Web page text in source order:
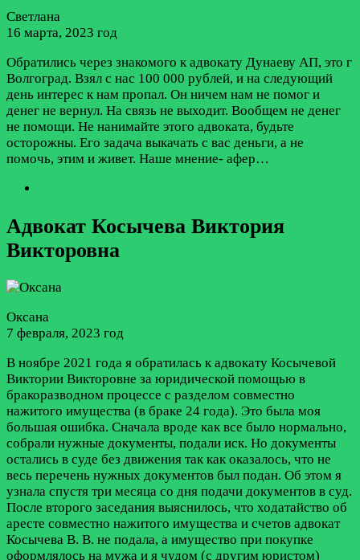
Светлана
16 марта, 2023 год
Обратились через знакомого к адвокату Дунаеву АП, это г
Волгоград. Взял с нас 100 000 рублей, и на следующий
день интерес к нам пропал. Он ничем нам не помог и
денег не вернул. На связь не выходит. Вообщем не денег
не помощи. Не нанимайте этого адвоката, будьте
осторожны. Его задача выкачать с вас деньги, а не
помочь, этим и живет. Наше мнение- афер…
Адвокат Косычева Виктория
Викторовна
Оксана
7 февраля, 2023 год
В ноябре 2021 года я обратилась к адвокату Косычевой
Виктории Викторовне за юридической помощью в
бракоразводном процессе с разделом совместно
нажитого имущества (в браке 24 года). Это была моя
большая ошибка. Сначала вроде как все было нормально,
собрали нужные документы, подали иск. Но документы
остались в суде без движения так как оказалось, что не
весь перечень нужных документов был подан. Об этом я
узнала спустя три месяца со дня подачи документов в суд.
После второго заседания выяснилось, что ходатайство об
аресте совместно нажитого имущества и счетов адвокат
Косычева В. В. не подала, а имущество при покупке
оформлялось на мужа и я чудом (с другим юристом)